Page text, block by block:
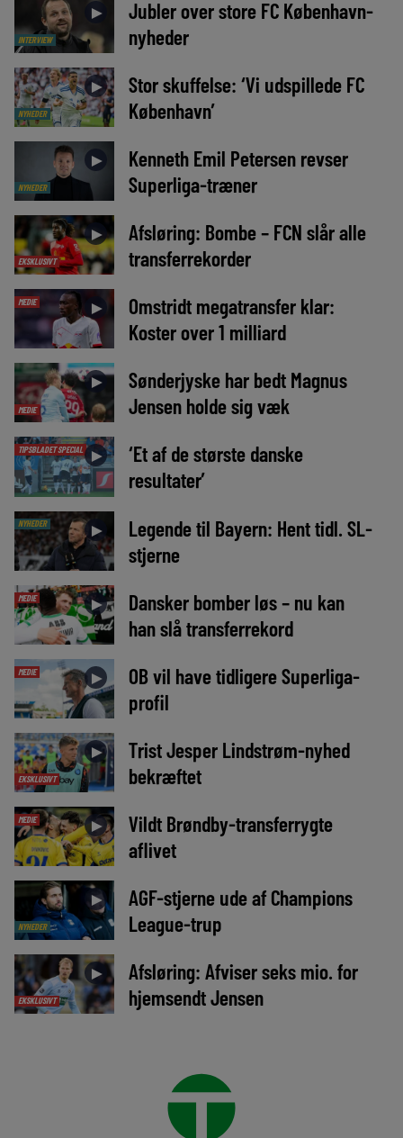
INTERVIEW
►
Jubler over store FC København-
nyheder
NYHEDER
►
Stor skuffelse: ‘Vi udspillede FC
København’
NYHEDER
►
Kenneth Emil Petersen revser
Superliga-træner
EKSKLUSIVT
►
Afsløring: Bombe – FCN slår alle
transferrekorder
MEDIE ►
Omstridt megatransfer klar:
Koster over 1 milliard
MEDIE
►
Sønderjyske har bedt Magnus
Jensen holde sig væk
TIPSBLADET SPECIAL ►
‘Et af de største danske
resultater’
NYHEDER ►
Legende til Bayern: Hent tidl. SL-
stjerne
MEDIE ►
Dansker bomber løs – nu kan
han slå transferrekord
MEDIE ►
OB vil have tidligere Superliga-
profil
EKSKLUSIVT
►
Trist Jesper Lindstrøm-nyhed
bekræftet
MEDIE ►
Vildt Brøndby-transferrygte
aflivet
NYHEDER
►
AGF-stjerne ude af Champions
League-trup
EKSKLUSIVT
►
Afsløring: Afviser seks mio. for
hjemsendt Jensen